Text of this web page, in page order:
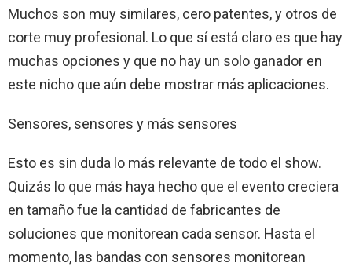
Muchos son muy similares, cero patentes, y otros de
corte muy profesional. Lo que sí está claro es que hay
muchas opciones y que no hay un solo ganador en
este nicho que aún debe mostrar más aplicaciones.
Sensores, sensores y más sensores
Esto es sin duda lo más relevante de todo el show.
Quizás lo que más haya hecho que el evento creciera
en tamaño fue la cantidad de fabricantes de
soluciones que monitorean cada sensor. Hasta el
momento, las bandas con sensores monitorean